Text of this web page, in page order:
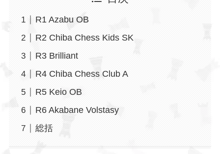
R1 Azabu OB
R2 Chiba Chess Kids SK
R3 Brilliant
R4 Chiba Chess Club A
R5 Keio OB
R6 Akabane Volstasy
総括